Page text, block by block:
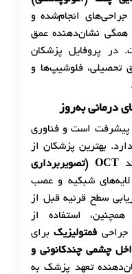
انجام‌شده و
همگی نشان‌دهنده عمق
در پروفایل پزشکان
تحصیلی، فلوشیپ‌ها و
درمانی به‌روز
است و فناوری
بهترین پزشکان از
OCT (
تصویربرداری
شبکیه و عصب
سطح قرنیه قبل از
استفاده از
جراحی فمتولیزیکبرای
چشمی چندکانونی و
تعهد پزشک به